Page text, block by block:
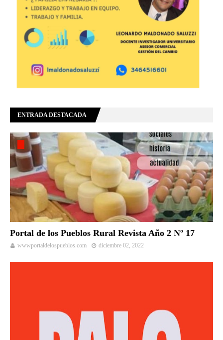
ENTRADA DESTACADA
Portal de los Pueblos Rural Revista Año 2 Nº 17
wwwportaldelospueblos.com diciembre 02, 2022